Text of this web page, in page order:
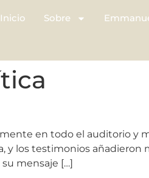
Sobre
en todo el auditorio y
y los testimonios
mensaje […]